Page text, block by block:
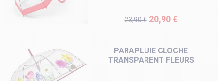
Prix de base
23,90 € Prix
20,90 €
PARAPLUIE CLOCHE
TRANSPARENT FLEURS